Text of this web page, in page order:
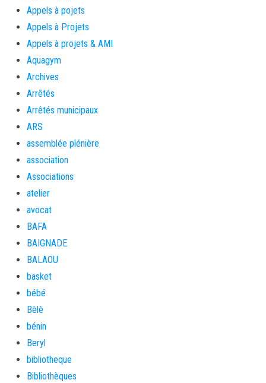
Appels à pojets
Appels à Projets
Appels à projets & AMI
Aquagym
Archives
Arrêtés
Arrêtés municipaux
ARS
assemblée plénière
association
Associations
atelier
avocat
BAFA
BAIGNADE
BALAOU
basket
bébé
Bèlè
bénin
Beryl
bibliotheque
Bibliothèques